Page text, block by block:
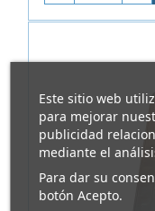
Este sitio web
para mejorar
publicidad
mediante el
Para dar su
botón Acepto.